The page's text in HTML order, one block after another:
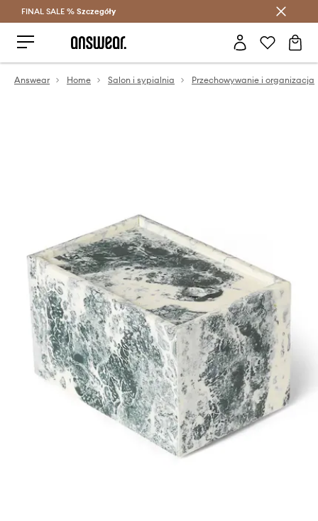
Oszczędzaj z Answear Club >
FINAL SALE % Szczegóły
Answear Home Salon i sypialnia Przechowywanie i organizacja